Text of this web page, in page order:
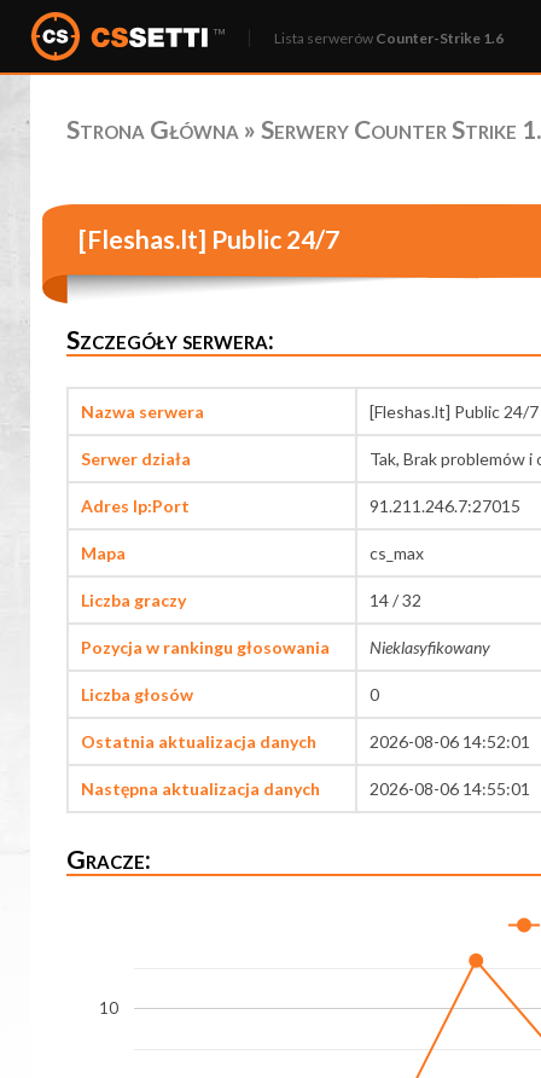
Lista serwerów Counter-Strike 1.6
Strona Główna » Serwery Counter Strike
[Fleshas.lt] Public 24/7
Szczegóły serwera:
Nazwa serwera [Fleshas.lt] Public 24/7
Serwer działa Tak, Brak problemów i
Adres Ip:Port 91.211.246.7:27015
Mapa cs_max
Liczba graczy 14 / 32
Pozycja w rankingu głosowania Nieklasyfikowany
Liczba głosów 0
Ostatnia aktualizacja danych 2026-08-06 14:52:01
Następna aktualizacja danych 2026-08-06 14:55:01
Gracze:
10